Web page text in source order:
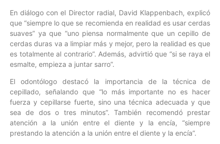
En diálogo con el Director radial, David Klappenbach, explicó
que “siempre lo que se recomienda en realidad es usar cerdas
suaves” ya que “uno piensa normalmente que un cepillo de
cerdas duras va a limpiar más y mejor, pero la realidad es que
es totalmente al contrario”. Además, advirtió que “si se raya el
esmalte, empieza a juntar sarro”.
El odontólogo destacó la importancia de la técnica de
cepillado, señalando que “lo más importante no es hacer
fuerza y cepillarse fuerte, sino una técnica adecuada y que
sea de dos o tres minutos”. También recomendó prestar
atención a la unión entre el diente y la encía, “siempre
prestando la atención a la unión entre el diente y la encía”.